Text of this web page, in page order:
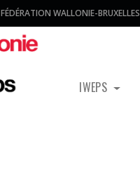
FÉDÉRATION WALLONIE-BRUXELLES
IWEPS